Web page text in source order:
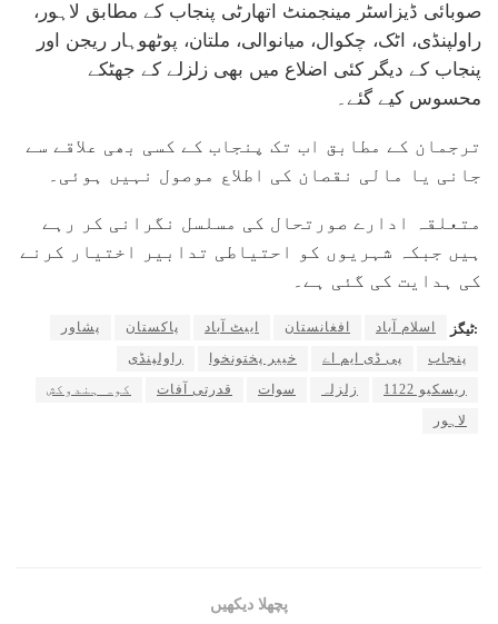
صوبائی ڈیزاسٹر مینجمنٹ اتھارٹی پنجاب کے مطابق لاہور،
راولپنڈی، اٹک، چکوال، میانوالی، ملتان، پوٹھوہار ریجن اور
پنجاب کے دیگر کئی اضلاع میں بھی زلزلے کے جھٹکے
محسوس کیے گئے۔
ترجمان کے مطابق اب تک پنجاب کے کسی بھی علاقے سے
جانی یا مالی نقصان کی اطلاع موصول نہیں ہوئی۔
متعلقہ ادارے صورتحال کی مسلسل نگرانی کر رہے
ہیں جبکہ شہریوں کو احتیاطی تدابیر اختیار کرنے
کی ہدایت کی گئی ہے۔
ٹیگز: اسلام آباد افغانستان ایبٹ آباد پاکستان
پشاور
پنجاب
پی ڈی ایم اے خیبر پختونخوا
راولپنڈی
ریسکیو 1122
زلزلہ سوات قدرتی آفات
کوہ ہندوکش
لاہور
پچھلا دیکھیں